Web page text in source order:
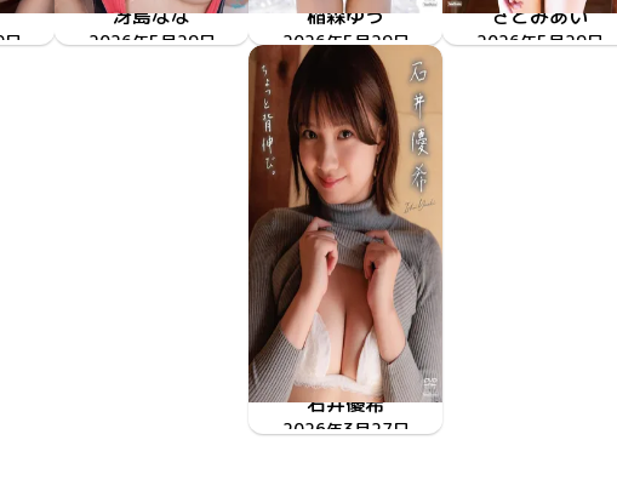
冴島なな
肉感接写2
TSDS-43086
2026年5月29日
稲森ゆう
ミルキー・グラマー
TSDS-43089
2026年5月29日
さとみあい
相思相愛
TSDS-43088
2026年5月29日
石井優希
ちょっと背伸び。
TSDS-43075
2026年3月27日